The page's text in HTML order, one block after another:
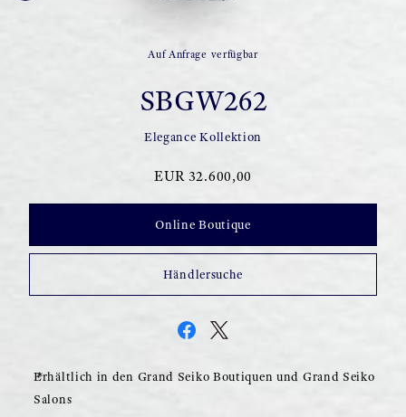
Auf Anfrage verfügbar
SBGW262
Elegance Kollektion
EUR 32.600,00
Online Boutique
Händlersuche
Erhältlich in den Grand Seiko Boutiquen und Grand Seiko
Salons